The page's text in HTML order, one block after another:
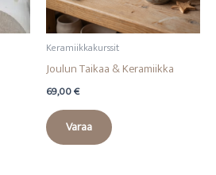
Keramiikkakurssit
Joulun Taikaa & Keramiikka
69,00€
Varaa